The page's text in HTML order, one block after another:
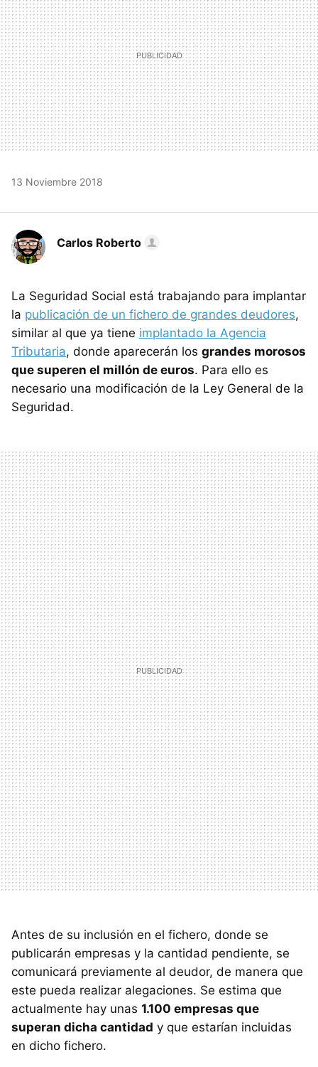
13 Noviembre 2018
Carlos Roberto
La Seguridad Social está trabajando para implantar
la publicación de un fichero de grandes deudores,
similar al que ya tiene implantado la Agencia
Tributaria, donde aparecerán los grandes morosos
que superen el millón de euros. Para ello es
necesario una modificación de la Ley General de la
Seguridad.
Antes de su inclusión en el fichero, donde se
publicarán empresas y la cantidad pendiente, se
comunicará previamente al deudor, de manera que
este pueda realizar alegaciones. Se estima que
actualmente hay unas 1.100 empresas que
superan dicha cantidad y que estarían incluidas
en dicho fichero.